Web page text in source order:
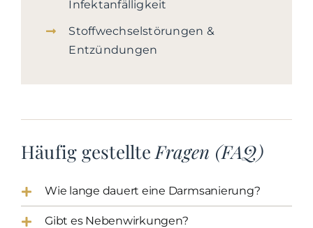
Infektanfälligkeit
Stoffwechselstörungen &
Entzündungen
Häufig gestellte Fragen (FAQ)
Wie lange dauert eine Darmsanierung?
Gibt es Nebenwirkungen?